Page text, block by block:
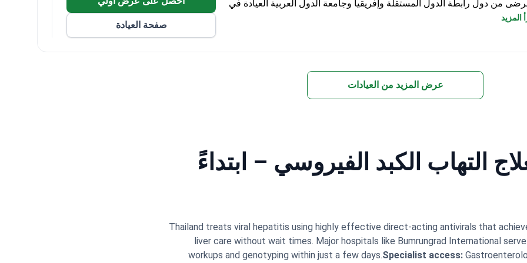
من دول رابطة الدول المستقلة وإفريقيا وجامعة الدول العربية العيادة في
الأحيان.
المزيد
صفحة العيادة
عرض المزيد من العيادات
التهاب الكبد الفيروسي – ابتداءً
Thailand treats viral hepatitis using highly effective direct-acting antivirals that
liver care without wait times. Major hospitals like Bumrungrad International
workups and genotyping within just a few days.Specialist access: